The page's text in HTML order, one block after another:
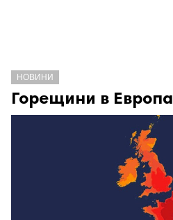
НОВИНИ
Горещини в Европа